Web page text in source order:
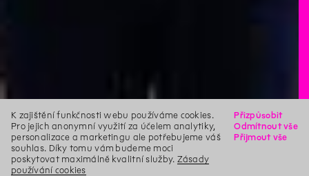
K zajištění funkčnosti webu používáme cookies.
Pro jejich anonymní využití za účelem analytiky,
personalizace a marketingu ale potřebujeme váš
souhlas. Díky tomu vám budeme moci
poskytovat maximálně kvalitní služby. Zásady
používání cookies
Přizpůsobit
Odmítnout vše
Přijmout vše